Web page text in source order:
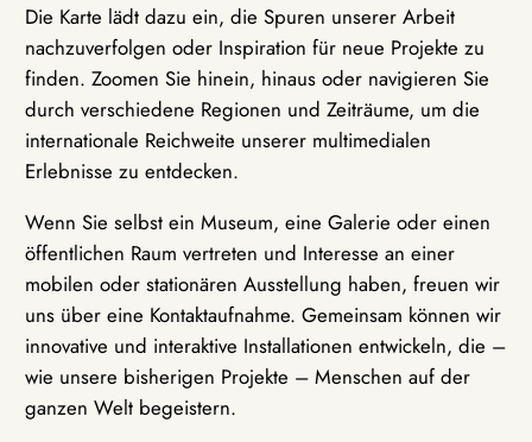
Die Karte lädt dazu ein, die Spuren unserer Arbeit
nachzuverfolgen oder Inspiration für neue Projekte zu
finden. Zoomen Sie hinein, hinaus oder navigieren Sie
durch verschiedene Regionen und Zeiträume, um die
internationale Reichweite unserer multimedialen
Erlebnisse zu entdecken.
Wenn Sie selbst ein Museum, eine Galerie oder einen
öffentlichen Raum vertreten und Interesse an einer
mobilen oder stationären Ausstellung haben, freuen wir
uns über eine Kontaktaufnahme. Gemeinsam können wir
innovative und interaktive Installationen entwickeln, die –
wie unsere bisherigen Projekte – Menschen auf der
ganzen Welt begeistern.